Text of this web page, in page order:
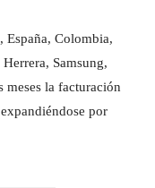
España, Colombia,
Samsung,
la facturación
por